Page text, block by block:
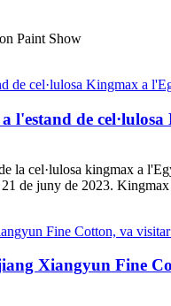
Paint Show
l'estand de
la cel·lulosa kingmax a
de juny de 2023. Kingmax
Xiangyun Fine